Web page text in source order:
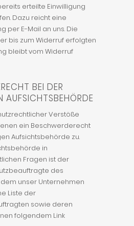
erteilte Einwilligung
Dazu reicht eine
per E-Mail an uns. Die
bis zum Widerruf erfolgten
bleibt vom Widerruf
BEI DER
AUFSICHTSBEHÖRDE
Verstöße
ein Beschwerderecht
Aufsichtsbehörde zu.
in
Fragen ist der
des
unser Unternehmen
Liste der
sowie deren
folgendem Link